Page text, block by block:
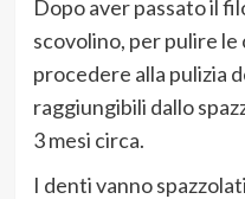
Dopo aver passato il
scovolino, per pulire
procedere alla pulizia
raggiungibili dallo
3 mesi circa.
I denti vanno